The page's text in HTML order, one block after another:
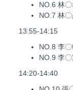
NO.6 林
NO.7 林
13:55-14:15
NO.8 李
NO.9 李
14:20-14:40